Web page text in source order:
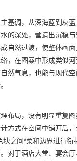
基调，从深海蓝到灰
的深处，营造出沉稳与
自然过渡，使整体画
，在图案中形成类似
然气息，也能与现代
布局，没有明显重复
方式在空间中铺开后
块之间*柔和边界进行衔
对于酒店大堂、宴会